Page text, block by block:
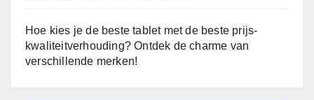
Hoe kies je de beste tablet met de beste prijs-
kwaliteitverhouding? Ontdek de charme van
verschillende merken!